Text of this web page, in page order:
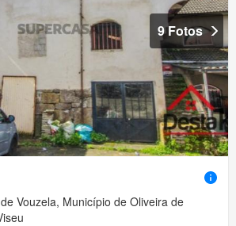
9 Fotos
Vouzela, Município de Oliveira de